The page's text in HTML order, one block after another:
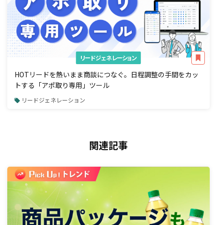
リードジェネレーション
HOTリードを熱いまま商談につなぐ。日程調整の手間をカッ
トする「アポ取り専用」ツール
リードジェネレーション
関連記事